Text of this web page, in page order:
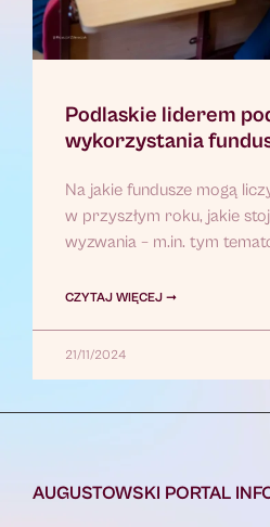
Podlaskie liderem
wykorzystania
Na jakie fundusze mogą
w przyszłym roku, jakie
wyzwania – m.in. tym
CZYTAJ WIĘCEJ ➞
21/11/2024
AUGUSTOWSKI PORTAL